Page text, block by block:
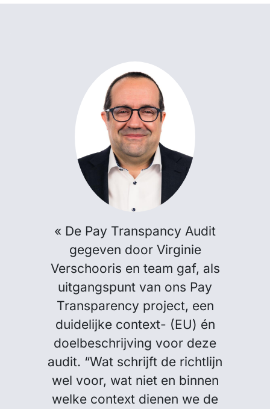
« De Pay Transpancy Audit
gegeven door Virginie
Verschooris en team gaf, als
uitgangspunt van ons Pay
Transparency project, een
duidelijke context- (EU) én
doelbeschrijving voor deze
audit. “Wat schrijft de richtlijn
wel voor, wat niet en binnen
welke context dienen we de